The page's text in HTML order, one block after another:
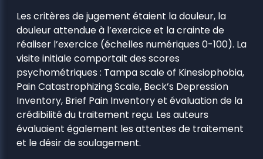
Les critères de jugement étaient la douleur, la
douleur attendue à l’exercice et la crainte de
réaliser l’exercice (échelles numériques 0-100). La
visite initiale comportait des scores
psychométriques : Tampa scale of Kinesiophobia,
Pain Catastrophizing Scale, Beck’s Depression
Inventory, Brief Pain Inventory et évaluation de la
crédibilité du traitement reçu. Les auteurs
évaluaient également les attentes de traitement
et le désir de soulagement.